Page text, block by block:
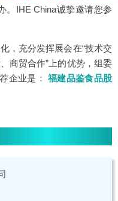
。IHE China诚挚邀请您参
，充分发挥展会在“技术交
商贸合作”上的优势，组委
企业是：福建品鉴食品股